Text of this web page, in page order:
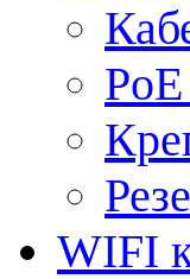
WIFI